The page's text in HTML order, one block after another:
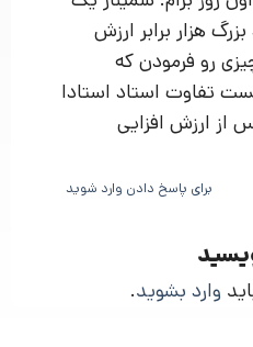
هزار برابر ارزش
رو فرمودن که
تفاوت استاد استادا
از ارزش افزایی
برای پاسخ دادن وارد شوید
وارد بشوید.